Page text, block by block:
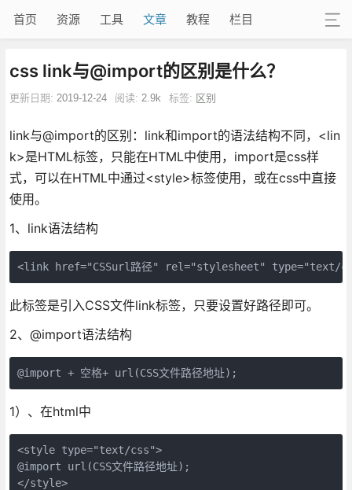
首页 资源 工具 文章 教程 栏目
css link与@import的区别是什么？
更新日期: 2019-12-24 阅读: 2.9k 标签: 区别
link与@import的区别：link和import的语法结构不同，<lin
k>是HTML标签，只能在HTML中使用，import是css样
式，可以在HTML中通过<style>标签使用，或在css中直接
使用。
1、link语法结构
<link href="CSSurl路径" rel="stylesheet" type="text/
此标签是引入CSS文件link标签，只要设置好路径即可。
2、@import语法结构
@import + 空格+ url(CSS文件路径地址);
1）、在html中
<style type="text/css">
@import url(CSS文件路径地址);
</style>